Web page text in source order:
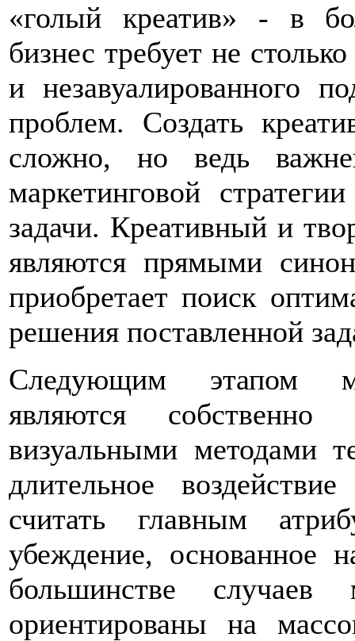
«голый креатив» - в
бизнес требует не
и незавуалированного
проблем. Создать
сложно, но ведь
маркетинговой
задачи. Креативный и
являются прямыми
приобретает поиск
решения поставленной
Следующим этапом
являются
визуальными методами
длительное
считать главным
убеждение, основанное
большинстве случаев
ориентированы на